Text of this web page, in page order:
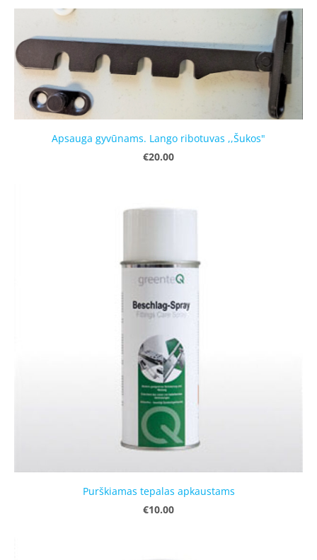
Apsauga gyvūnams. Lango ribotuvas ,,Šukos"
€20.00
Purškiamas tepalas apkaustams
€10.00